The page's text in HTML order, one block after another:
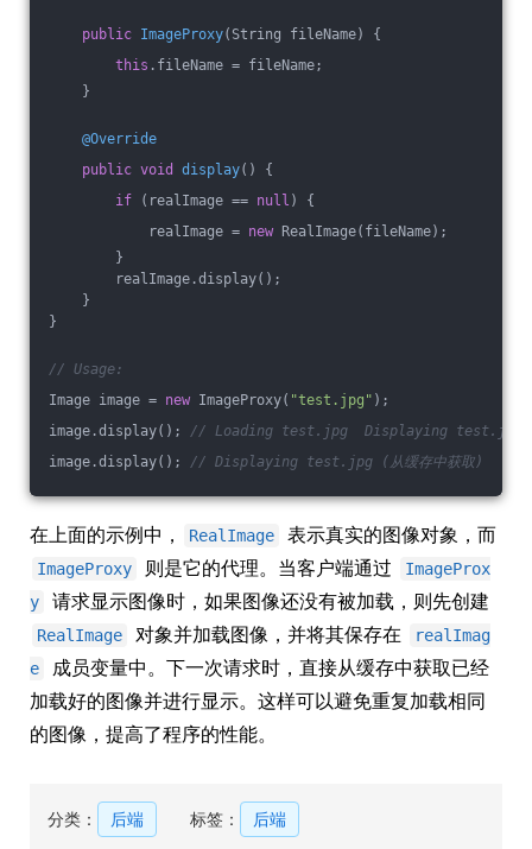
public ImageProxy(String fileName)
{
this .fileName = fileName;
}
@Override
public void display()
{
if (realImage == null ) {
realImage = new RealImage(fileName);
}
realImage.display();
}
}
// Usage:
Image image = new ImageProxy( "test.jpg" );
image.display(); // Loading test.jpg  Displaying test.jpg
image.display(); // Displaying test.jpg (从缓存中获取)
在上面的示例中， RealImage 表示真实的图像对象，而
ImageProxy 则是它的代理。当客户端通过
ImageProx
y
请求显示图像时，如果图像还没有被加载，则先创建
RealImage 对象并加载图像，并将其保存在
realImag
e
成员变量中。下一次请求时，直接从缓存中获取已经
加载好的图像并进行显示。这样可以避免重复加载相同
的图像，提高了程序的性能。
分类： 后端 标签： 后端